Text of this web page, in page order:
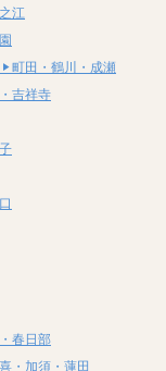
江
町田・鶴川・成瀬
吉祥寺
春日部
・加須・蓮田